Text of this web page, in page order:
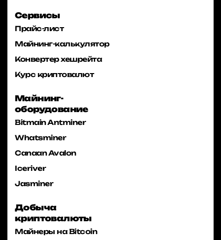
Сервисы
Прайс-лист
Майнинг-калькулятор
Конвертер хешрейта
Курс криптовалют
Майнинг-
оборудование
Bitmain Antminer
Whatsminer
Canaan Avalon
Iceriver
Jasminer
Добыча
криптовалюты
Майнеры на Bitcoin